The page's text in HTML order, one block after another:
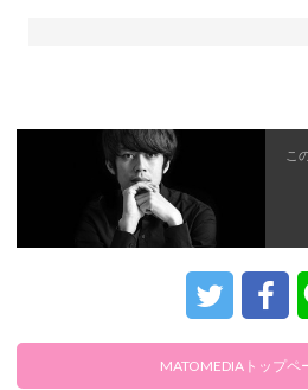
こ
MATOMEDIAトップペ